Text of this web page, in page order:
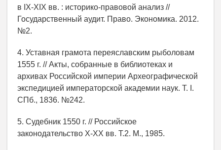
в IX-XIX вв. : историко-правовой анализ //
Государственный аудит. Право. Экономика. 2012.
№2.
4. Уставная грамота переяславским рыболовам
1555 г. // Акты, собранные в библиотеках и
архивах Российской империи Археографической
экспедицией императорской академии наук. Т. I.
СПб., 1836. №242.
5. Судебник 1550 г. // Российское
законодательство X-XX вв. Т.2. М., 1985.